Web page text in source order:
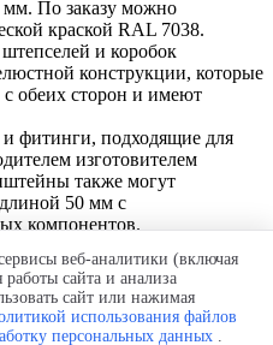
мм. По заказу можно
краской RAL 7038.
и коробок
конструкции, которые
обеих сторон и имеют
фитинги, подходящие для
изготовителем
также могут
50 мм с
компонентов.
мостов.
срок!Монтаж "под ключ"!
веб-аналитики (включая
сайта и анализа
сайт или нажимая
использования файлов
персональных данных .